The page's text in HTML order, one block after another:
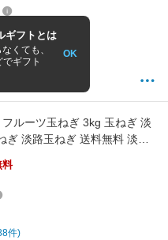
件)
8/9お届け
ルーツ玉ねぎ 3kg 玉ねぎ 淡
ぎ 淡路玉ねぎ 送料無料 淡路
玉葱 人気 ランキング 実用
料
件)
ギフトとは
くても、
ギフト
OK